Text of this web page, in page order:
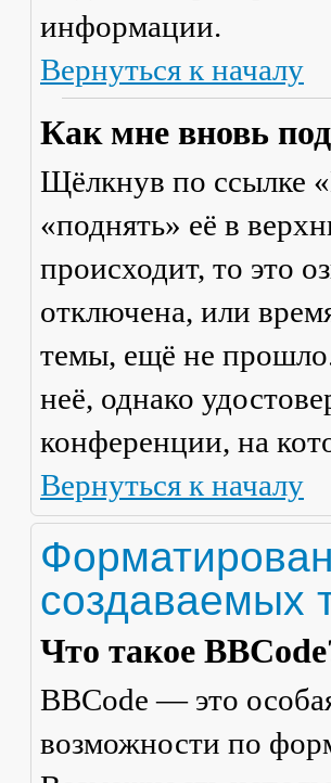
информации.
Вернуться к началу
Как мне вновь
Щёлкнув по ссылке
«поднять» её в
происходит, то это
отключена, или
темы, ещё не
неё, однако
конференции, на
Вернуться к началу
создаваемых
Что такое
BBCode — это
возможности по